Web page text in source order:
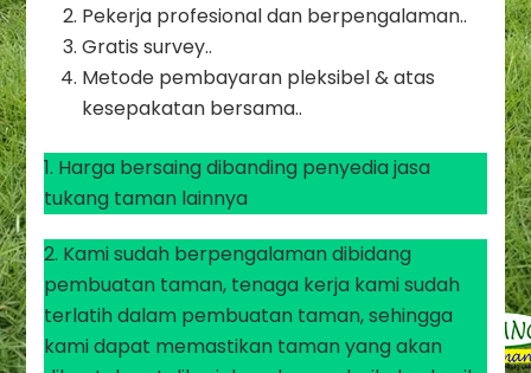
Pekerja profesional dan berpengalaman..
Gratis survey..
Metode pembayaran pleksibel & atas
kesepakatan bersama..
1. Harga bersaing dibanding penyedia jasa
tukang taman lainnya
2. Kami sudah berpengalaman dibidang
pembuatan taman, tenaga kerja kami sudah
terlatih dalam pembuatan taman, sehingga
kami dapat memastikan taman yang akan